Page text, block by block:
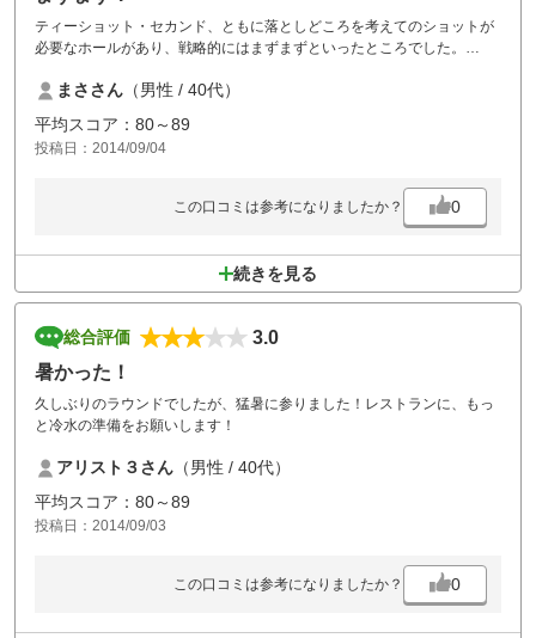
ティーショット・セカンド、ともに落としどころを考えてのショットが
必要なホールがあり、戦略的にはまずまずといったところでした。
す。まささん （男性 / 40代）
平均スコア：80～89
投稿日：2014/09/04
この口コミは参考になりましたか？ 0
続きを見る
総合評価
3.0
暑かった！
久しぶりのラウンドでしたが、猛暑に参りました！レストランに、もっ
と冷水の準備をお願いします！
アリスト３さん （男性 / 40代）
平均スコア：80～89
投稿日：2014/09/03
この口コミは参考になりましたか？ 0